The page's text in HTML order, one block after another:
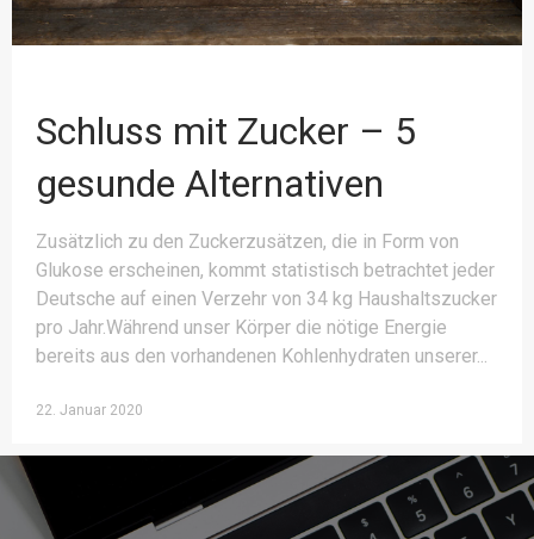
Schluss mit Zucker – 5
gesunde Alternativen
Zusätzlich zu den Zuckerzusätzen, die in Form von
Glukose erscheinen, kommt statistisch betrachtet jeder
Deutsche auf einen Verzehr von 34 kg Haushaltszucker
pro Jahr.Während unser Körper die nötige Energie
bereits aus den vorhandenen Kohlenhydraten unserer
22. Januar 2020